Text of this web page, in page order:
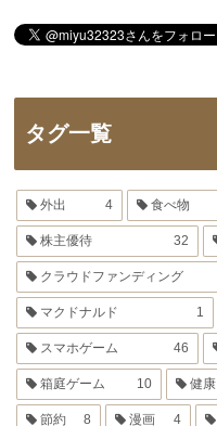
タグ一覧
外出 4 食べ物
株主優待 32
クラウドファンディング
マクドナルド 1
スマホゲーム 46
箱庭ゲーム 10 健康
節約 8 漫画 4